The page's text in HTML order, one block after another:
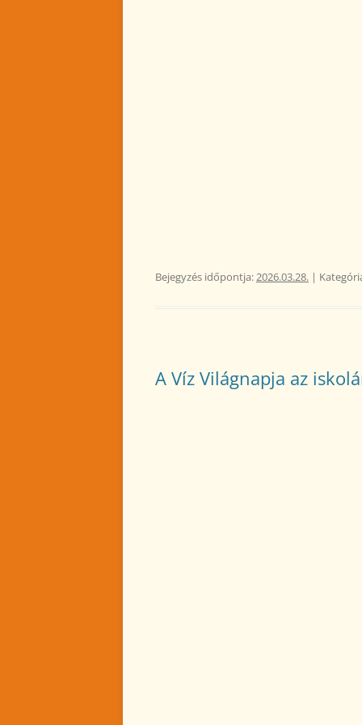
Bejegyzés időpontja:2026.03.28. |
A Víz Világnapja az